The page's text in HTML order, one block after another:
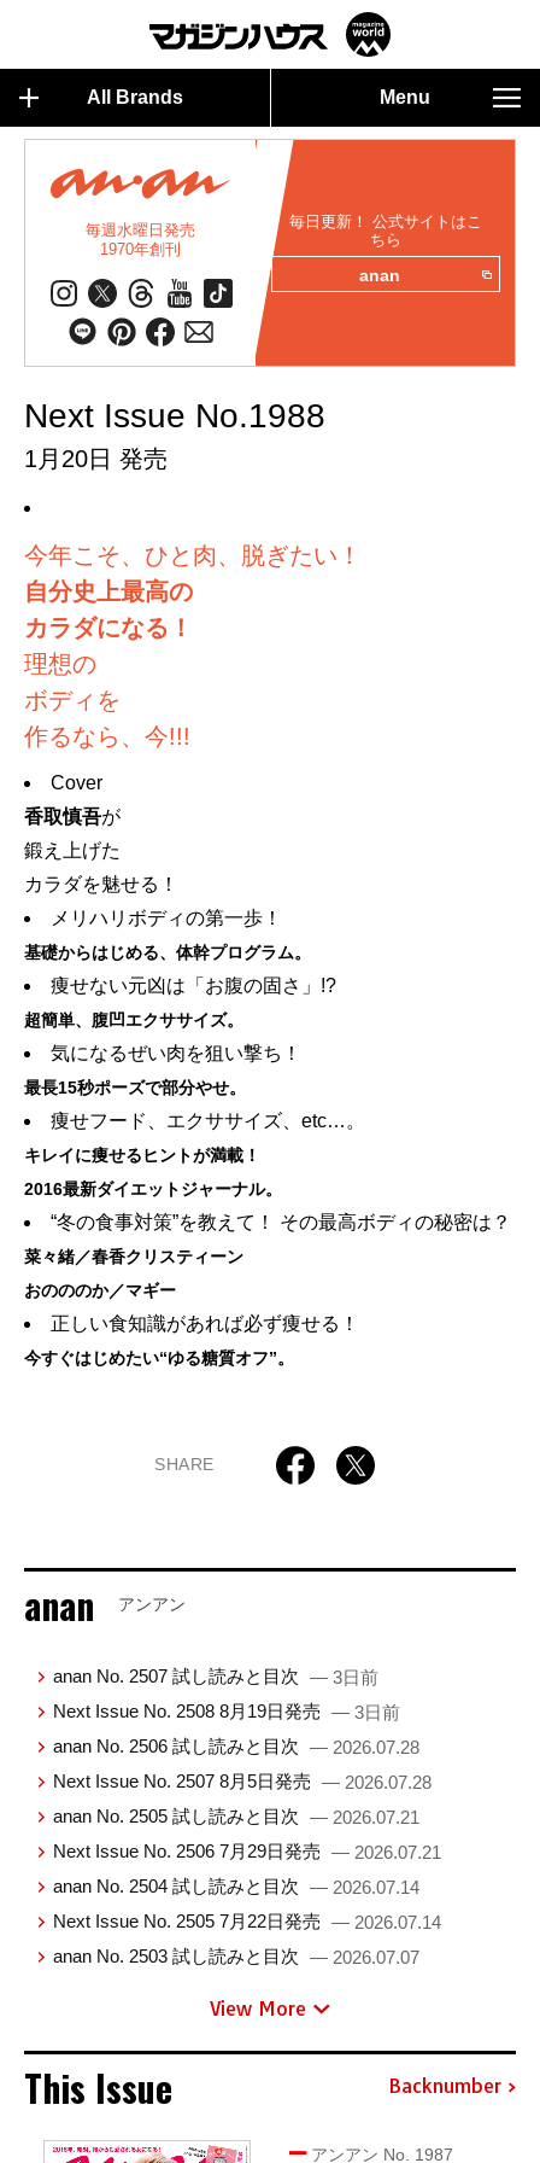
All Brands Menu
毎週水曜日発売
1970年創刊
毎日更新！ 公式サイトはこ
ちら
anan
Next Issue No.1988
1月20日 発売
今年こそ、ひと肉、脱ぎたい！
自分史上最高の
カラダになる！
理想の
ボディを
作るなら、今!!!
Cover
香取慎吾が
鍛え上げた
カラダを魅せる！
メリハリボディの第一歩！
基礎からはじめる、体幹プログラム。
痩せない元凶は「お腹の固さ」!?
超簡単、腹凹エクササイズ。
気になるぜい肉を狙い撃ち！
最長15秒ポーズで部分やせ。
痩せフード、エクササイズ、etc…。
キレイに痩せるヒントが満載！
2016最新ダイエットジャーナル。
“冬の食事対策”を教えて！ その最高ボディの秘密は？
菜々緒／春香クリスティーン
おのののか／マギー
正しい食知識があれば必ず痩せる！
今すぐはじめたい“ゆる糖質オフ”。
SHARE
anan アンアン
anan No. 2507 試し読みと目次 — 3日前
Next Issue No. 2508 8月19日発売 — 3日前
anan No. 2506 試し読みと目次 — 2026.07.28
Next Issue No. 2507 8月5日発売 — 2026.07.28
anan No. 2505 試し読みと目次 — 2026.07.21
Next Issue No. 2506 7月29日発売 — 2026.07.21
anan No. 2504 試し読みと目次 — 2026.07.14
Next Issue No. 2505 7月22日発売 — 2026.07.14
anan No. 2503 試し読みと目次 — 2026.07.07
View More
This Issue Backnumber
アンアン No. 1987